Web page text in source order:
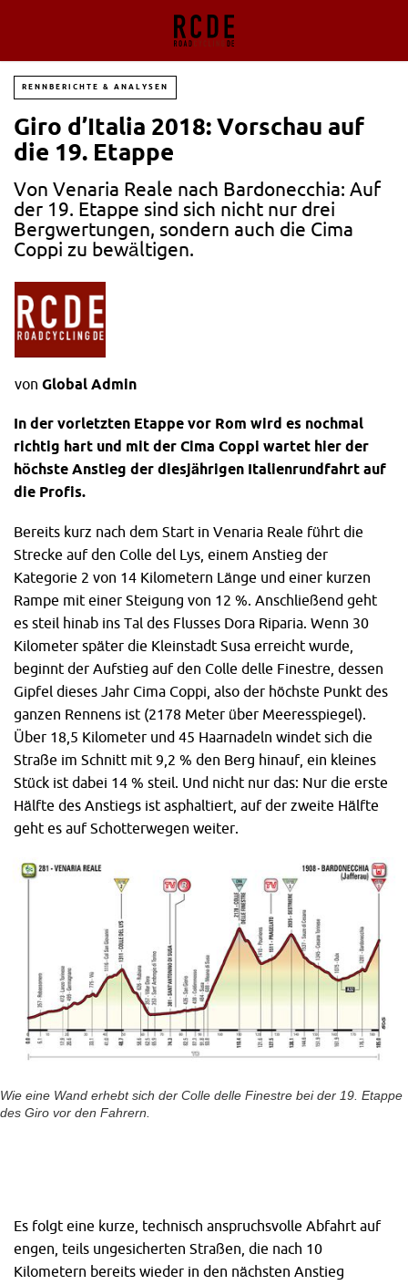
RENNBERICHTE & ANALYSEN
Giro d’Italia 2018: Vorschau auf
die 19. Etappe
Von Venaria Reale nach Bardonecchia: Auf
der 19. Etappe sind sich nicht nur drei
Bergwertungen, sondern auch die Cima
Coppi zu bewältigen.
von Global Admin
In der vorletzten Etappe vor Rom wird es nochmal
richtig hart und mit der Cima Coppi wartet hier der
höchste Anstieg der diesjährigen Italienrundfahrt auf
die Profis.
Bereits kurz nach dem Start in Venaria Reale führt die
Strecke auf den Colle del Lys, einem Anstieg der
Kategorie 2 von 14 Kilometern Länge und einer kurzen
Rampe mit einer Steigung von 12 %. Anschließend geht
es steil hinab ins Tal des Flusses Dora Riparia. Wenn 30
Kilometer später die Kleinstadt Susa erreicht wurde,
beginnt der Aufstieg auf den Colle delle Finestre, dessen
Gipfel dieses Jahr Cima Coppi, also der höchste Punkt des
ganzen Rennens ist (2178 Meter über Meeresspiegel).
Über 18,5 Kilometer und 45 Haarnadeln windet sich die
Straße im Schnitt mit 9,2 % den Berg hinauf, ein kleines
Stück ist dabei 14 % steil. Und nicht nur das: Nur die erste
Hälfte des Anstiegs ist asphaltiert, auf der zweite Hälfte
geht es auf Schotterwegen weiter.
Wie eine Wand erhebt sich der Colle delle Finestre bei der 19. Etappe
des Giro vor den Fahrern.
Es folgt eine kurze, technisch anspruchsvolle Abfahrt auf
engen, teils ungesicherten Straßen, die nach 10
Kilometern bereits wieder in den nächsten Anstieg